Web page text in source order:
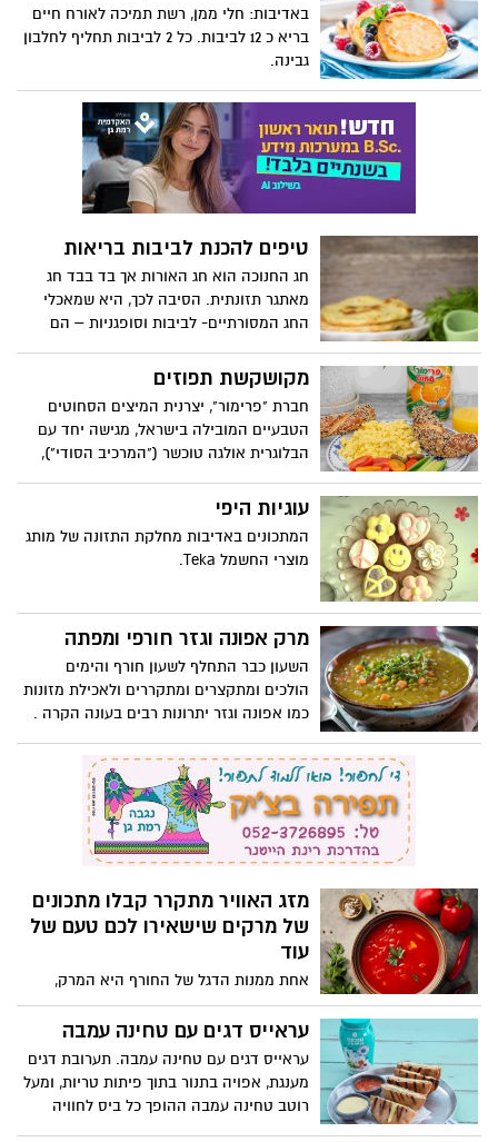
באדיבות: חלי ממן, רשת תמיכה לאורח חיים
בריא כ 12 לביבות. כל 2 לביבות תחליף לחלבון
גבינה.
טיפים להכנת לביבות בריאות
חג החנוכה הוא חג האורות אך בד בבד חג
מאתגר תזונתית. הסיבה לכך, היא שמאכלי
החג המסורתיים- לביבות וסופגניות – הם
בגודלה תכיל לפחות 450 קק"ל ולביבת תפו"א
כ- 150 קק"ל של סוכר שנספג במהירות
למחזור הדם. יתרה מכך, כשמדובר בלביבה,
היא בדרך כלל עשויה בטיגון בשמן עמוק,
צורת עשייה לא בריאה קחו בחשבון שרובנו
נהיה במספר ארועי חנוכה ונאכל בכל אחד
מהם לפחות לביבה וסופגניה וקבלו חשיפה
גבוהה בשבוע בודד לסוכרים ולשומן רווי וטיגון
בשמן עמוק.
מקושקשת תפוזים
חברת "פרימור", יצרנית המיצים הסחוטים
הטבעיים המובילה בישראל, מגישה יחד עם
הבלוגרית אולגה טוכשר ("המרכיב הסודי"),
טוויסט: מקושקשת תפוזים. תערובת ביצים
לביצים מרקם אוורירי וטעם משגע. המתכון
פשוט וקל להכנה, מתאים כארוחת בוקר או
תפוזים סחוט טבעי. בתיאבון!
עוגיות היפי
המתכונים באדיבות מחלקת התזונה של מותג
מוצרי החשמל Teka.
מרק אפונה וגזר חורפי ומפתה
השעון כבר התחלף לשעון חורף והימים
הולכים ומתקצרים ומתקררים ולאכילת מזונות
כמו אפונה וגזר יתרונות רבים בעונה הקרה .
קלינית ודיאטטיקה וחברה בוועדה המדעית
של הרבלייף העולמית מספרת על היתרונות
של אפונה וגזר ומנדבת מרק בריאות מחמם
של אפונה וגזר:
מזג האוויר מתקרר קבלו מתכונים
של מרקים שישאירו לכם טעם של
עוד
אחת ממנות הדגל של החורף היא המרק,
המגיע במגוון רחב של טעמים וסוגים. מרקים
ידועים בשילוב המושלם בין בריאות לחמימות,
מה שהופך אותם לבחירה אידיאלית בימים
הקרים. ממרק אפונה וגזר קלאסי, דרך מרק
עגבניות עם קרוטוני סלרי ועד למרק פיצה –
עראייס דגים עם טחינה עמבה
עראייס דגים עם טחינה עמבה. תערובת דגים
מענגת, אפויה בתנור בתוך פיתות טריות, ומעל
רוטב טחינה עמבה ההופך כל ביס לחוויה